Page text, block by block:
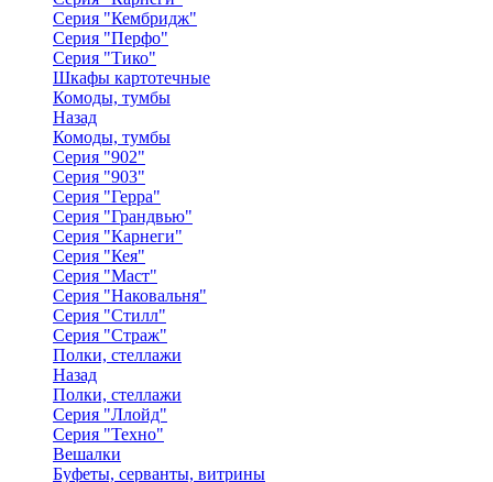
Серия "Кембридж"
Серия "Перфо"
Серия "Тико"
Шкафы картотечные
Комоды, тумбы
Назад
Комоды, тумбы
Серия "902"
Серия "903"
Серия "Герра"
Серия "Грандвью"
Серия "Карнеги"
Серия "Кея"
Серия "Маст"
Серия "Наковальня"
Серия "Стилл"
Серия "Страж"
Полки, стеллажи
Назад
Полки, стеллажи
Серия "Ллойд"
Серия "Техно"
Вешалки
Буфеты, серванты, витрины